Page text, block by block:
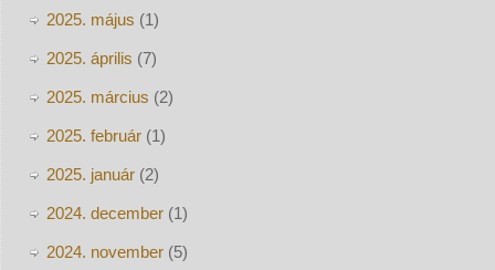
2025. május (1)
2025. április (7)
2025. március (2)
2025. február(1)
2025. január(2)
2024. december(1)
2024. november(5)